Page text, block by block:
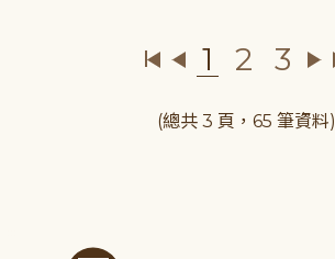
1 2 3
(總共 3 頁，65 筆資料)